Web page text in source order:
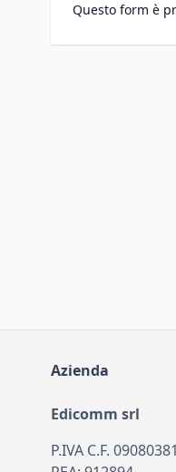
Questo form è
Azienda
Edicomm srl
P.IVA C.F.